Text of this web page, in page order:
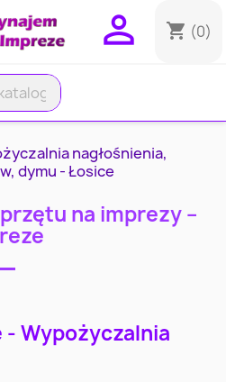
shopping_cart (0)

nagłośnienia,
dymu - Łosice
na imprezy –
Wypożyczalnia